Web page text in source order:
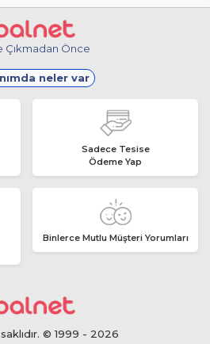
geç 15:00 saatindedir.
Çıkmadan Önce
neler var
Sadece Tesise
Ödeme Yap
Binlerce Mutlu Müşteri Yorumları
© 1999 - 2026